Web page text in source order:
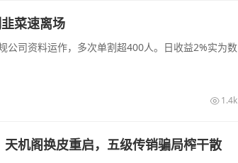
菜速离场
公司资料运作，多次单割超400人。日收益2%实为数
1.4k
机阁换皮重启，五级传销骗局榨干散